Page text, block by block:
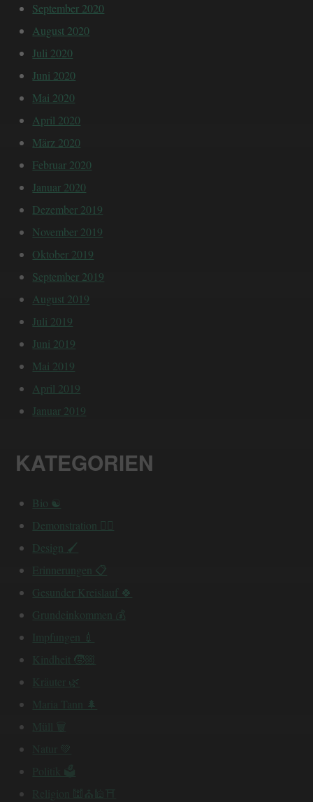
September 2020
August 2020
Juli 2020
Juni 2020
Mai 2020
April 2020
März 2020
Februar 2020
Januar 2020
Dezember 2019
November 2019
Oktober 2019
September 2019
August 2019
Juli 2019
Juni 2019
Mai 2019
April 2019
Januar 2019
KATEGORIEN
Bio ☯️
Demonstration ✊🏽
Design 🖌️
Erinnerungen 📋
Gesunder Kreislauf 🍀
Grundeinkommen 💰
Impfungen 💉
Kindheit 🧒🏼
Kräuter 🌿
Maria Tann 🌲